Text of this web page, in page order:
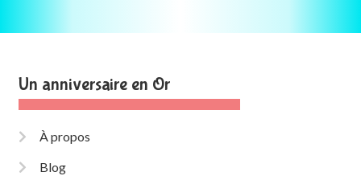
Un anniversaire en Or
À propos
Blog